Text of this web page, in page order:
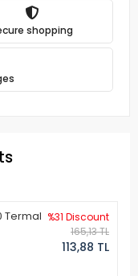
shopping
Termal %31 Discount
165,13 TL
113,88 TL